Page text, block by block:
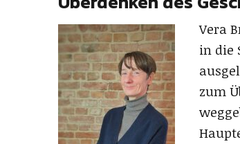
Vera
in die
zum